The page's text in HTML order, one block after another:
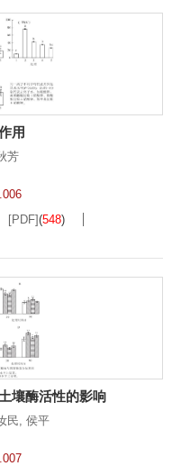
用
芳
[PDF](548)
壤酶活性的影响
民 侯平